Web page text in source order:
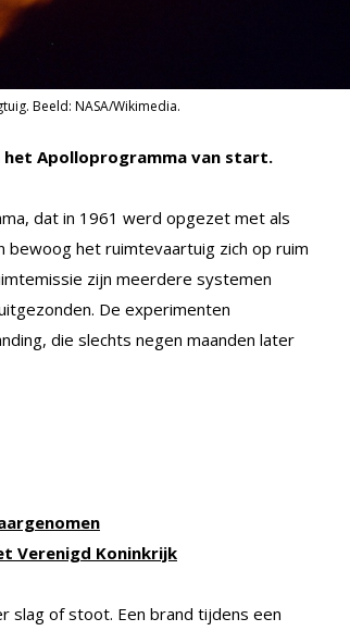
Beeld: NASA/Wikimedia.
het Apolloprogramma van start.
dat in 1961 werd opgezet met als
het ruimtevaartuig zich op ruim
zijn meerdere systemen
De experimenten
die slechts negen maanden later
Verenigd Koninkrijk
slag of stoot. Een brand tijdens een